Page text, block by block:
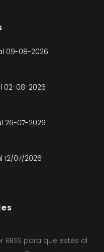
09-08-2026
02-08-2026
26-07-2026
07/2026
para que estés al